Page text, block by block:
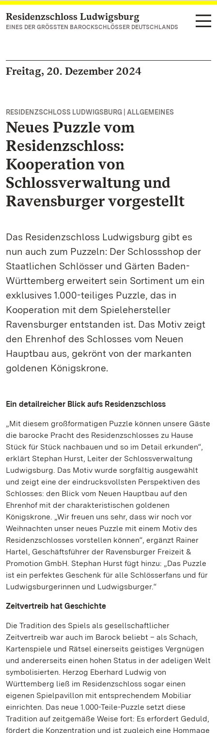
Zum Hauptinhalt springen
Residenzschloss Ludwigsburg
EINES DER GRÖSSTEN BAROCKSCHLÖSSER DEUTSCHLANDS
Freitag, 20. Dezember 2024
RESIDENZSCHLOSS LUDWIGSBURG | ALLGEMEINES
Neues Puzzle vom
Residenzschloss:
Kooperation von
Schlossverwaltung und
Ravensburger vorgestellt
Das Residenzschloss Ludwigsburg gibt es
nun auch zum Puzzeln: Der Schlossshop der
Staatlichen Schlösser und Gärten Baden-
Württemberg erweitert sein Sortiment um ein
exklusives 1.000-teiliges Puzzle, das in
Kooperation mit dem Spielehersteller
Ravensburger entstanden ist. Das Motiv zeigt
den Ehrenhof des Schlosses vom Neuen
Hauptbau aus, gekrönt von der markanten
goldenen Königskrone.
Ein detailreicher Blick aufs Residenzschloss
„Mit diesem großformatigen Puzzle können unsere Gäste
die barocke Pracht des Residenzschlosses zu Hause
Stück für Stück nachbauen und so im Detail erkunden“,
erklärt Stephan Hurst, Leiter der Schlossverwaltung
Ludwigsburg. Das Motiv wurde sorgfältig ausgewählt
und zeigt eine der eindrucksvollsten Perspektiven des
Schlosses: den Blick vom Neuen Hauptbau auf den
Ehrenhof mit der charakteristischen goldenen
Königskrone. „Wir freuen uns sehr, dass wir noch vor
Weihnachten unser neues Puzzle mit einem Motiv des
Residenzschlosses vorstellen können“, ergänzt Rainer
Hartel, Geschäftsführer der Ravensburger Freizeit &
Promotion GmbH. Stephan Hurst fügt hinzu: „Das Puzzle
ist ein perfektes Geschenk für alle Schlösserfans und für
Ludwigsburgerinnen und Ludwigsburger.“
Zeitvertreib hat Geschichte
Die Tradition des Spiels als gesellschaftlicher
Zeitvertreib war auch im Barock beliebt – als Schach,
Kartenspiele und Rätsel einerseits geistiges Vergnügen
und andererseits einen hohen Status in der adeligen Welt
symbolisierten. Herzog Eberhard Ludwig von
Württemberg ließ im Residenzschloss sogar einen
eigenen Spielpavillon mit entsprechendem Mobiliar
einrichten. Das neue 1.000-Teile-Puzzle setzt diese
Tradition auf zeitgemäße Weise fort: Es erfordert Geduld,
fördert die Konzentration und ist zugleich eine Hommage